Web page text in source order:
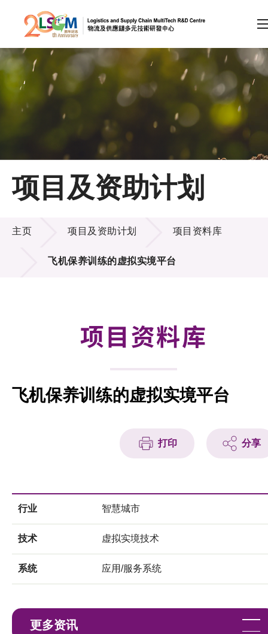
跳到内容（按回车键）
会员登录
A A EN 繁 简
主页
关于LSCM
技术商品化
项目及资助计划
资助计划
会籍
项目及资助计划
项目及资助计划
主页 项目及资助计划 项目资料库
飞机保养训练的虚拟实境平台
项目资料库
飞机保养训练的虚拟实境平台
打印 分享
行业 智慧城市
技术 虚拟实境技术
系统 应用/服务系统
更多资讯